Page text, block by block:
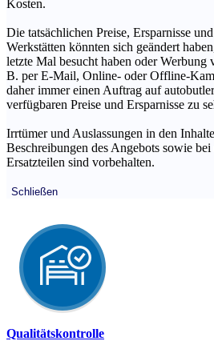
Kosten.
Die tatsächlichen Preise, Ersparnisse
Werkstätten könnten sich geändert
letzte Mal besucht haben oder Werbung
B. per E-Mail, Online- oder Offline-
daher immer einen Auftrag auf
verfügbaren Preise und Ersparnisse zu
Irrtümer und Auslassungen in den
Beschreibungen des Angebots sowie
Ersatzteilen sind vorbehalten.
Schließen
Qualitätskontrolle